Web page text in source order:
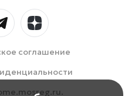
соглашение